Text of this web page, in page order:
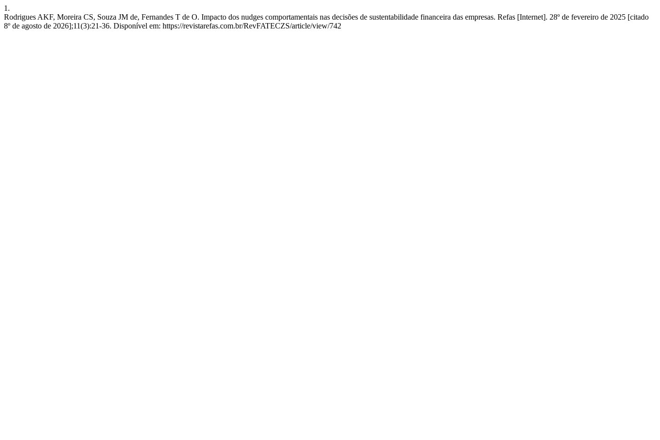
1.
Rodrigues AKF, Moreira CS, Souza JM de, Fernandes T de O. Impacto dos nudges comportamentais nas decisões de sustentabilidade financeira das empresas. Refas [Internet]. 28º de fevereiro de 2025 [citado
8º de agosto de 2026];11(3):21-36. Disponível em: https://revistarefas.com.br/RevFATECZS/article/view/742